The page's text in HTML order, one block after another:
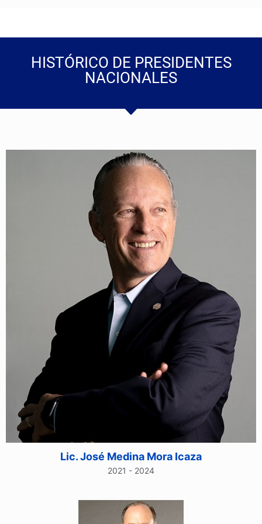
HISTÓRICO DE PRESIDENTES
NACIONALES
Lic. José Medina Mora Icaza
2021 - 2024